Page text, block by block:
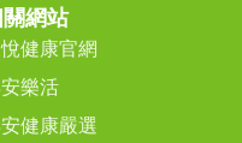
網站
健康官網
樂活
健康嚴選